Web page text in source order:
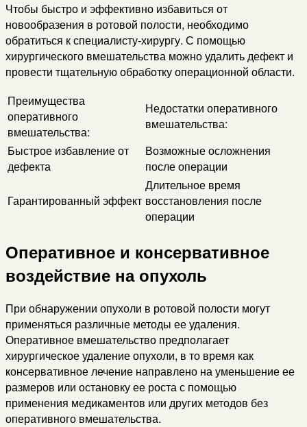
Чтобы быстро и эффективно избавиться от
новообразения в ротовой полости, необходимо
обратиться к специалисту-хирургу. С помощью
хирургического вмешательства можно удалить дефект и
провести тщательную обработку операционной области.
Преимущества
оперативного
вмешательства:
Недостатки оперативного
вмешательства:
Быстрое избавление от
дефекта
Возможные осложнения
после операции
Гарантированный эффект
Длительное время
восстановления после
операции
Оперативное и консервативное
воздействие на опухоль
При обнаружении опухоли в ротовой полости могут
применяться различные методы ее удаления.
Оперативное вмешательство предполагает
хирургическое удаление опухоли, в то время как
консервативное лечение направлено на уменьшение ее
размеров или остановку ее роста с помощью
применения медикаментов или других методов без
оперативного вмешательства.